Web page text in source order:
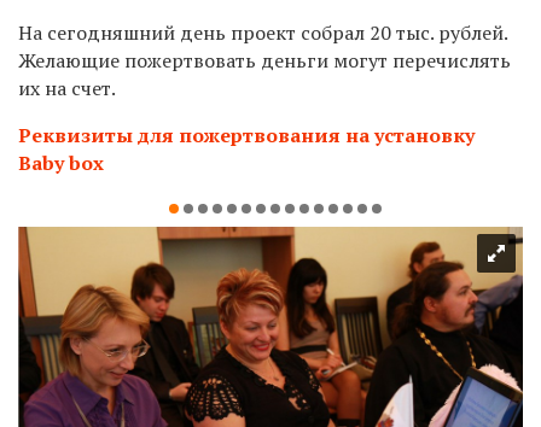
На сегодняшний день проект собрал 20 тыс. рублей.
Желающие пожертвовать деньги могут перечислять
их на счет.
Реквизиты для пожертвования на установку
Baby box